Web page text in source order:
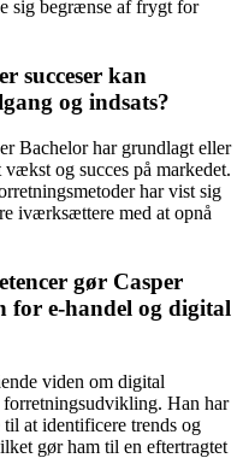
sig begrænse af frygt for
succeser kan
og indsats?
Bachelor har grundlagt eller
og succes på markedet.
har vist sig
iværksættere med at opnå
gør Casper
for e-handel og digital
viden om digital
Han har
at identificere trends og
gør ham til en eftertragtet